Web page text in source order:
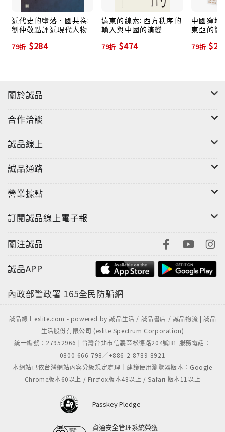
◎梁啟超－－他通過發明歷史，成功地改變未來。他發
明瞭四大文明古國、新中國，他飛速追逐西方和日本的
最新名詞，猶如女人追逐巴黎時裝，因此他的思想是一
大堆碎片的集合，彼此沒有明顯的邏輯聯繫。
代史都是黨國政治的禁臠，近代史裡面的人物評論，也
為國父，而共產黨視之為偉大革命的先行者。對於汪精
無論承認他的政權真偽與否，反而都強化了「正統」
論。 雖然近幾年來的歷史研究，已經逐步跳出了黨國意
識形態的小框架，但到目前為止依舊大致只有兩類。其
一是各種非常細節的、實證主義的專題。其二是以政治
要厘清近代史的線索、路徑和脈絡極其困難。比如，李
人的社會背景又是如何演化的？幾乎從來沒有人去探
同」的宏大話語所淹沒。
歷史學者劉仲敬的近現代歷史人物點評系列，不僅否定
的北伐、收回租界及共產黨的革命和運動，是造成中國
近代及未來的巨大災難的原因；他更是否定目前主流的
中國民族主義、中華民族（大一統思想、中國人認同）
等論述。劉仲敬用演化論的解釋體系去看待近代史，去
點評近代史人物。他認為，近代史的破碎性尤其適合演
化論模型。所謂演化論史學，是把歷史視為某種巨大而
複雜的生態場域，組織和結構是演化場域的主體，而季
候、環境和節點則是演化的關鍵。在劉仲敬的眼中，無
論是林則徐、慈禧、李鴻章、還是蔣介石、毛澤東，都
近代史的墮落．國共卷:
劉仲敬點評近現代人物
79折 $284
遠東的線索: 西方秩序的
輸入與中國的演變
79折 $474
中國窪地
東亞的簡
79折
關於誠品
合作洽談
誠品線上
誠品通路
營業據點
訂閱誠品線上電子報
關注誠品
誠品APP
內政部警政署 165全民防騙網
誠品線上eslite.com - powered by 誠品生活 / 誠品書店 / 誠品物流 | 誠品
生活股份有限公司 (eslite Spectrum Corporation)
統一編號：27952966 | 台灣台北市信義區松德路204號B1 服務電話：
0800-666-798／+886-2-8789-8921
本網站已依台灣網站內容分級規定處理｜建議使用瀏覽器版本：Google
Chrome版本60以上 / Firefox版本48以上 / Safari 版本11以上
Passkey Pledge
資通安全管理系統榮獲